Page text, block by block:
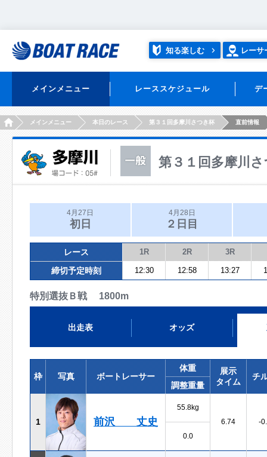
知る楽しむ レーサ
メインメニュー レーススケジュール デ
HOMEメインメニュー 本日のレース 第３１回多摩川さつき杯 直前情報
第３１回多摩川
4月27日
初日
4月28日
２日目
レース 1R 2R 3R
締切予定時刻 12:30 12:58 13:27
特別選抜Ｂ戦 1800m
出走表 オッズ
枠 写真 ボートレーサー
体重
展示
タイム
チ
調整重量
1 前沢 丈史
55.8kg
6.74
-
0.0